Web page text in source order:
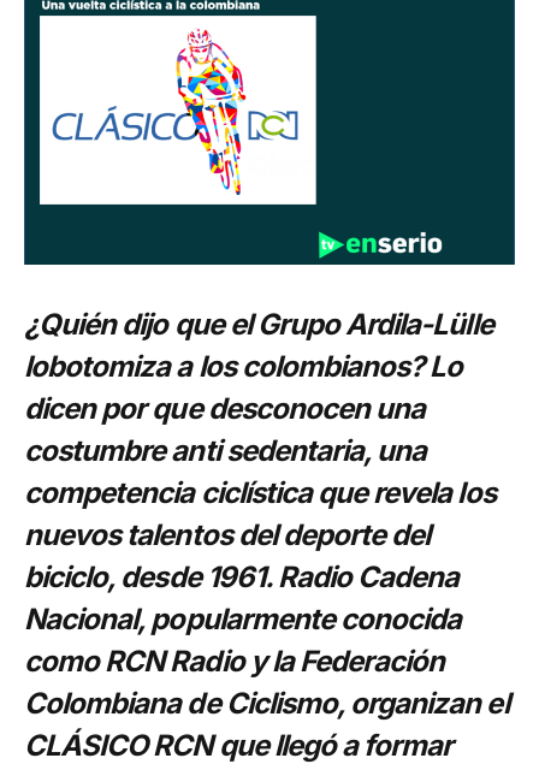
¿Quién dijo que el Grupo Ardila-Lülle
lobotomiza a los colombianos? Lo
dicen por que desconocen una
costumbre anti sedentaria, una
competencia ciclística que revela los
nuevos talentos del deporte del
biciclo, desde 1961. Radio Cadena
Nacional, popularmente conocida
como RCN Radio y la Federación
Colombiana de Ciclismo, organizan el
CLÁSICO RCN que llegó a formar